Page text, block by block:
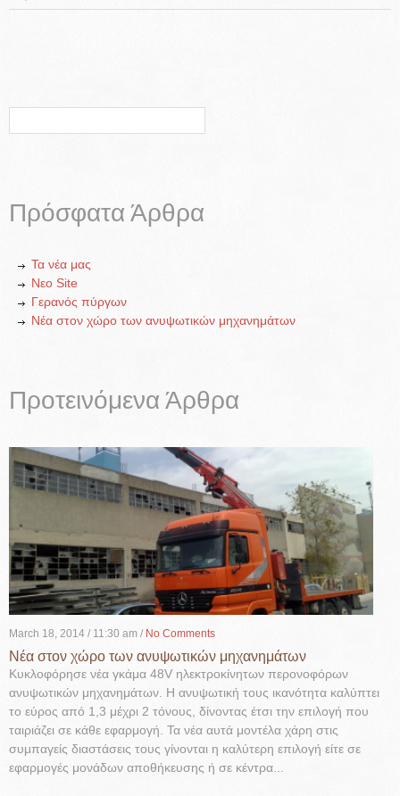
Πρόσφατα Άρθρα
Τα νέα μας
Νεο Site
Γερανός πύργων
Νέα στον χώρο των ανυψωτικών μηχανημάτων
Προτεινόμενα Άρθρα
March 18, 2014 / 11:30 am / No Comments
Νέα στον χώρο των ανυψωτικών μηχανημάτων
Κυκλοφόρησε νέα γκάμα 48V ηλεκτροκίνητων περονοφόρων
ανυψωτικών μηχανημάτων. Η ανυψωτική τους ικανότητα καλύπτει
το εύρος από 1,3 μέχρι 2 τόνους, δίνοντας έτσι την επιλογή που
ταιριάζει σε κάθε εφαρμογή. Τα νέα αυτά μοντέλα χάρη στις
συμπαγείς διαστάσεις τους γίνονται η καλύτερη επιλογή είτε σε
εφαρμογές μονάδων αποθήκευσης ή σε κέντρα...